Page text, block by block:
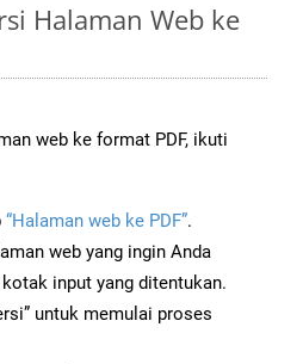
Halaman Web ke
web ke format PDF, ikuti
“Halaman web ke PDF”.
web yang ingin Anda
input yang ditentukan.
untuk memulai proses